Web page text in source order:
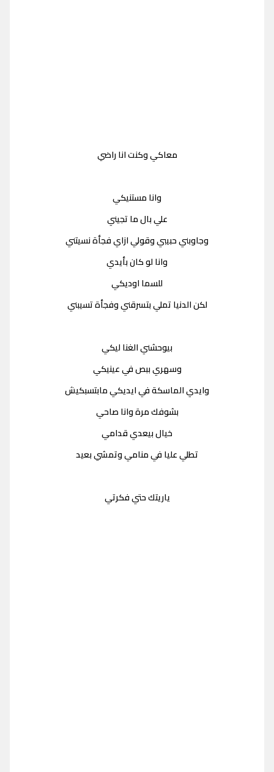
معاكي وكنت انا راضي
وانا مستنيكي
علي بال ما تجيني
وجاوبني حبيبي وقولي ازاي فجأة نسيتني
وانا لو كان بأيدي
للسما اوديكي
لكن الدنيا تملي بتسرقني وفجأة تسيبني
بيوحشني الغنا ليكي
وسهري ببص في عينيكي
وايدي الماسكة في ايديكي مابتسبكيش
بشوفك مرة وانا صاحي
خيال بيعدي قدامي
تطلي عليا في منامي وتمشي بعيد
ياريتك حتي فكرتي